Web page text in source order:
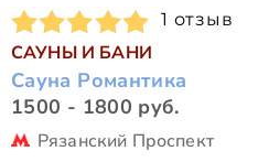
1 отзыв
САУНЫ И БАНИ
Сауна Романтика
1500 - 1800 руб.
Рязанский Проспект